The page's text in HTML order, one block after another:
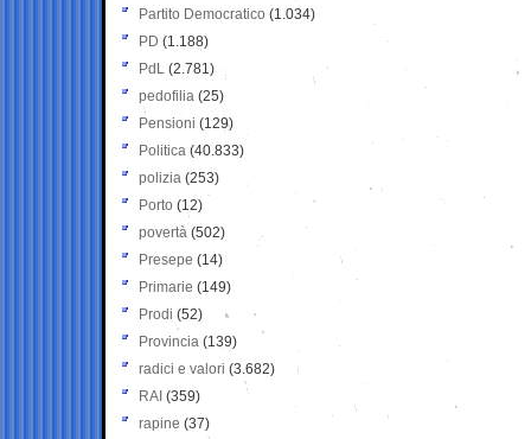
Partito Democratico (1.034)
PD (1.188)
PdL (2.781)
pedofilia (25)
Pensioni (129)
Politica (40.833)
polizia (253)
Porto (12)
povertà (502)
Presepe (14)
Primarie (149)
Prodi (52)
Provincia (139)
radici e valori (3.682)
RAI (359)
rapine (37)